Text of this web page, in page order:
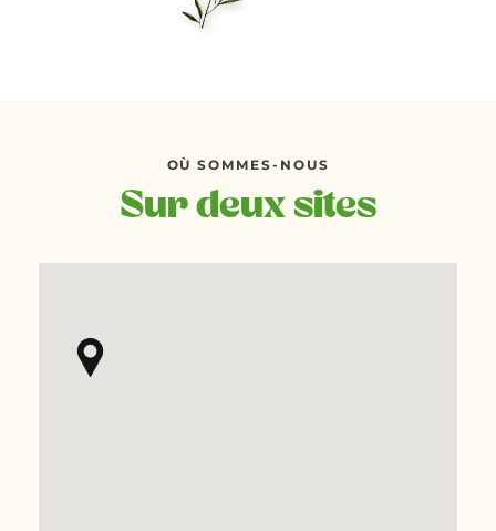
OÙ SOMMES-NOUS
Sur deux sites